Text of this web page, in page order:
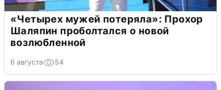
«Четырех мужей потеряла»: Прохор
Шаляпин проболтался о новой
возлюбленной
6 августа 54